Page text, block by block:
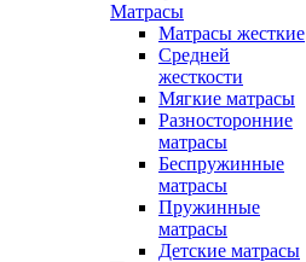
Матрасы
Матрасы жесткие
Средней
жесткости
Мягкие матрасы
Разносторонние
матрасы
Беспружинные
матрасы
Пружинные
матрасы
Детские матрасы